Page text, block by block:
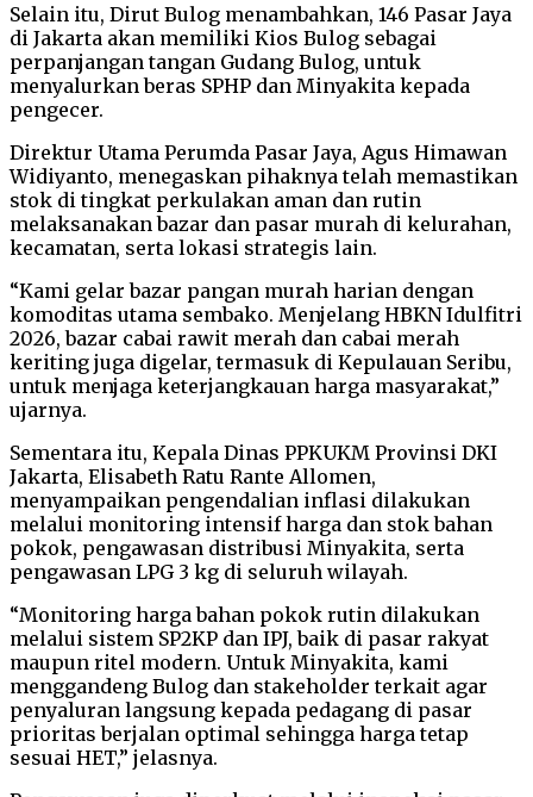
Selain itu, Dirut Bulog menambahkan, 146 Pasar Jaya
di Jakarta akan memiliki Kios Bulog sebagai
perpanjangan tangan Gudang Bulog, untuk
menyalurkan beras SPHP dan Minyakita kepada
pengecer.
Direktur Utama Perumda Pasar Jaya, Agus Himawan
Widiyanto, menegaskan pihaknya telah memastikan
stok di tingkat perkulakan aman dan rutin
melaksanakan bazar dan pasar murah di kelurahan,
kecamatan, serta lokasi strategis lain.
“Kami gelar bazar pangan murah harian dengan
komoditas utama sembako. Menjelang HBKN Idulfitri
2026, bazar cabai rawit merah dan cabai merah
keriting juga digelar, termasuk di Kepulauan Seribu,
untuk menjaga keterjangkauan harga masyarakat,”
ujarnya.
Sementara itu, Kepala Dinas PPKUKM Provinsi DKI
Jakarta, Elisabeth Ratu Rante Allomen,
menyampaikan pengendalian inflasi dilakukan
melalui monitoring intensif harga dan stok bahan
pokok, pengawasan distribusi Minyakita, serta
pengawasan LPG 3 kg di seluruh wilayah.
“Monitoring harga bahan pokok rutin dilakukan
melalui sistem SP2KP dan IPJ, baik di pasar rakyat
maupun ritel modern. Untuk Minyakita, kami
menggandeng Bulog dan stakeholder terkait agar
penyaluran langsung kepada pedagang di pasar
prioritas berjalan optimal sehingga harga tetap
sesuai HET,” jelasnya.